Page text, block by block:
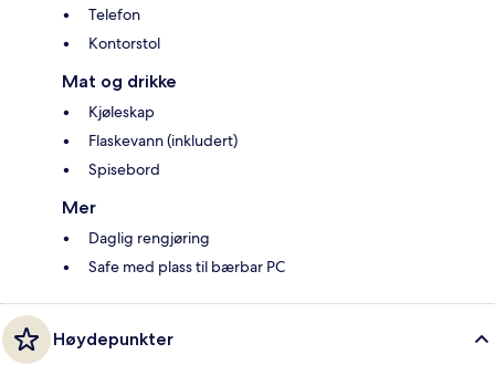
Telefon
Kontorstol
Mat og drikke
Kjøleskap
Flaskevann (inkludert)
Spisebord
Mer
Daglig rengjøring
Safe med plass til bærbar PC
Høydepunkter